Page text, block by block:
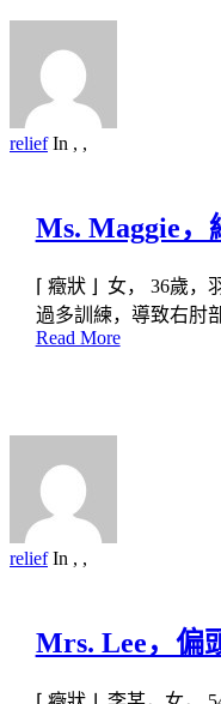
relief In , ,
Ms. Maggie，
⌈ 癥狀 ⌋ 女， 36歲，
過多訓練，導致右肘
Read More
relief In , ,
Mrs. Lee，偏